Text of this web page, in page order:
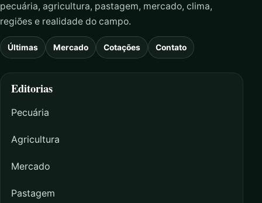
pecuária, agricultura, pastagem, mercado, clima,
regiões e realidade do campo.
Últimas Mercado Cotações Contato
Editorias
Pecuária
Agricultura
Mercado
Pastagem